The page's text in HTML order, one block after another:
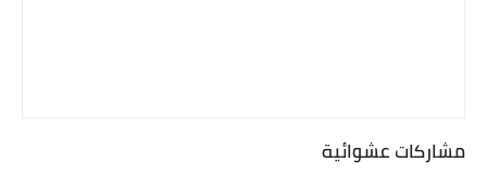
مشاركات عشوائية